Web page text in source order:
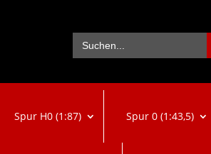
Search
for:
Spur H0 (1:87) Spur 0 (1:43,5)